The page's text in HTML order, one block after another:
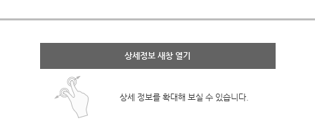
상세정보 새창 열기
상세 정보를 확대해 보실 수 있습니다.